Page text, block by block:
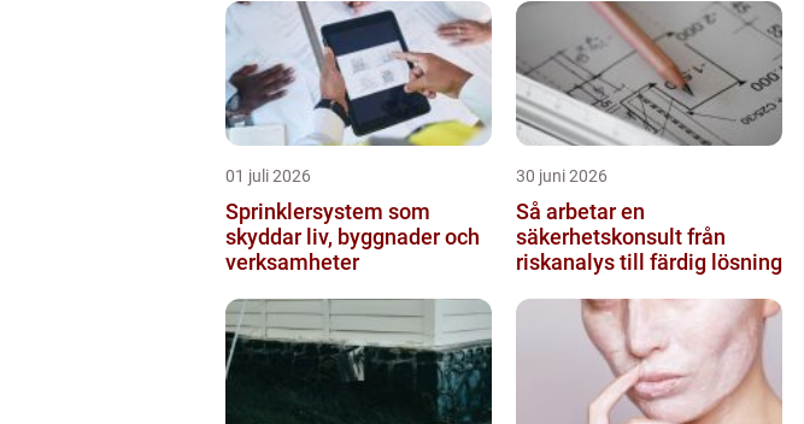
01 juli 2026
Sprinklersystem som
skyddar liv, byggnader och
verksamheter
30 juni 2026
Så arbetar en
säkerhetskonsult från
riskanalys till färdig lösning